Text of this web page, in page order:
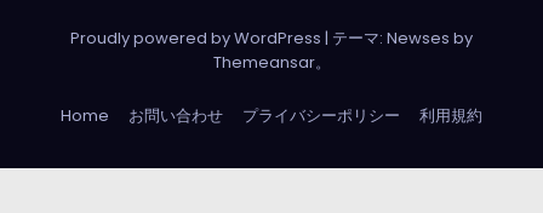
Proudly powered by WordPress | テーマ: Newses by
Themeansar。
Home お問い合わせ プライバシーポリシー 利用規約